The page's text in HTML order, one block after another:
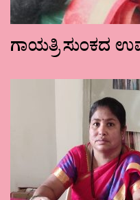
ಗಾಯತ್ರಿ ಸುಂಕದ